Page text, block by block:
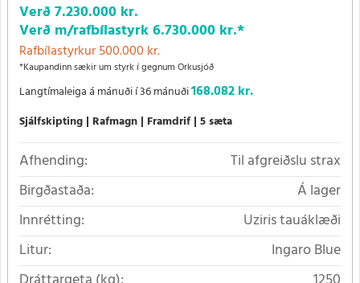
Verð7.230.000 kr.
Verð m/rafbílastyrk6.730.000 kr.*
Rafbílastyrkur 500.000 kr.
*Kaupandinn sækir um styrk í gegnum Orkusjóð
Langtímaleiga á mánuði í 36 mánuði168.082 kr.
Sjálfskipting Rafmagn Framdrif 5 sæta
Afhending:
Til afgreiðslu strax
Birgðastaða:
Á lager
Innrétting:
Uziris tauáklæði
Litur:
Ingaro Blue